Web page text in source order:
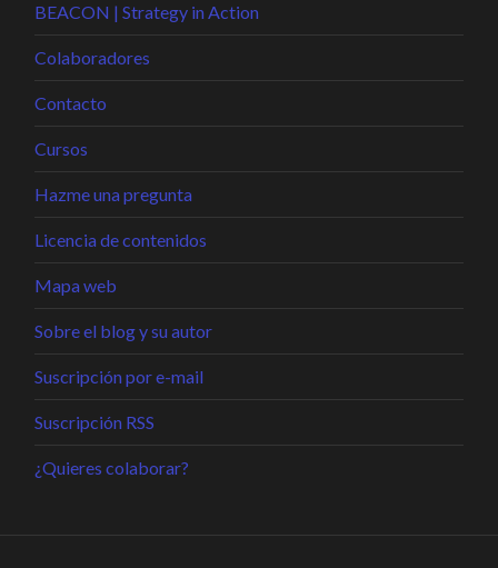
BEACON | Strategy in Action
Colaboradores
Contacto
Cursos
Hazme una pregunta
Licencia de contenidos
Mapa web
Sobre el blog y su autor
Suscripción por e-mail
Suscripción RSS
¿Quieres colaborar?